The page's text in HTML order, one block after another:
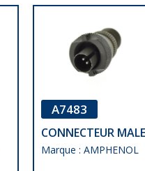
A7483
CONNECTEUR MALE
Marque : AMPHENOL